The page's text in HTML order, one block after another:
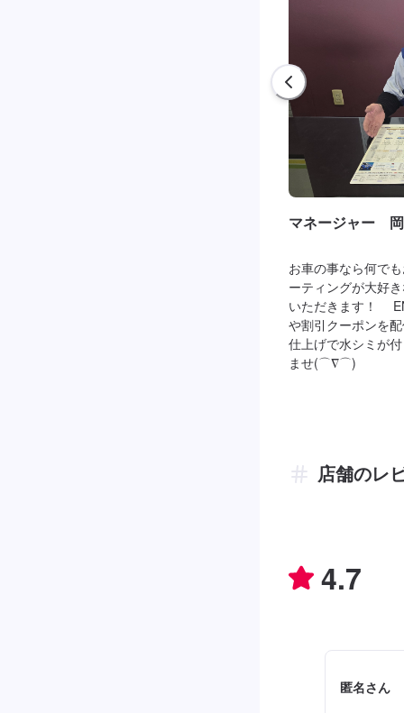
マネージャー
お車の事なら何で
ーティングが大好
いただきます！
や割引クーポンを
仕上げで水シミが
ませ(⌒∇⌒)
店舗のレ
4.7
匿名さん